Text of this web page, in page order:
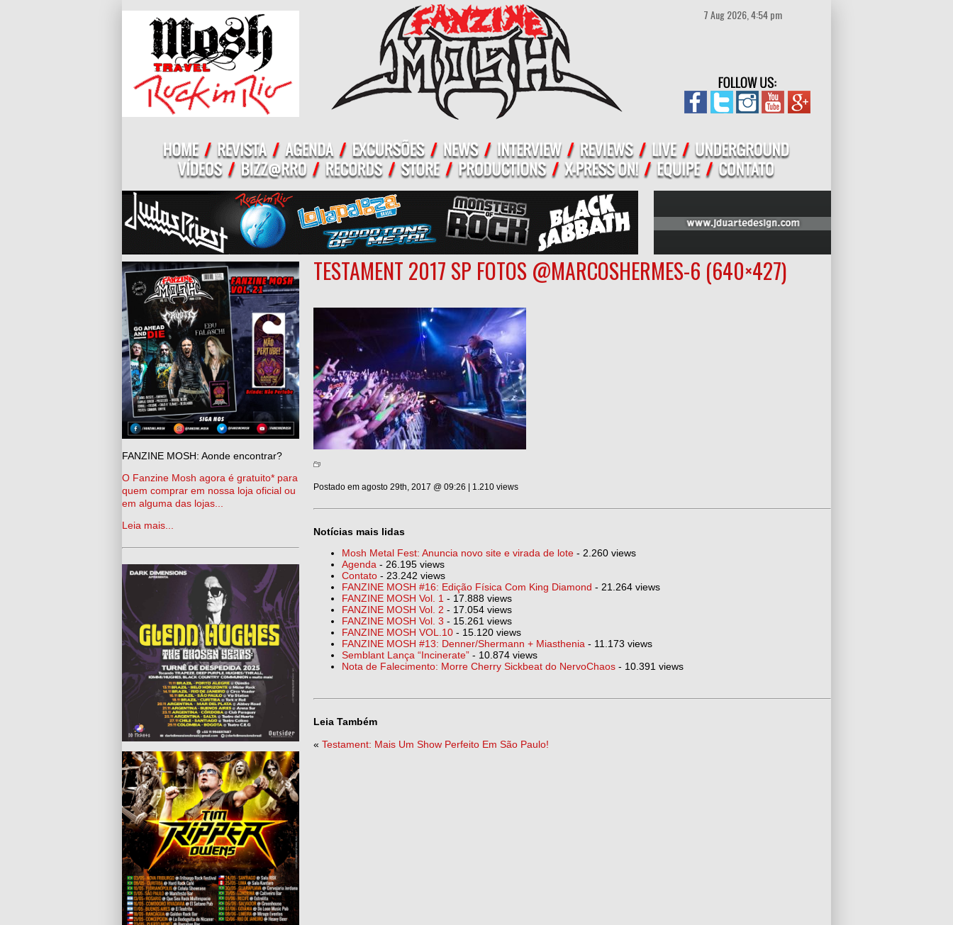
7 Aug 2026, 4:54 pm
FANZINE MOSH: Aonde encontrar?
O Fanzine Mosh agora é gratuito* para
quem comprar em nossa loja oficial ou
em alguma das lojas...
Leia mais...
TESTAMENT 2017 SP FOTOS @MARCOSHERMES-6 (640×427)
Postado em agosto 29th, 2017 @ 09:26 | 1.210 views
Notícias mais lidas
Mosh Metal Fest: Anuncia novo site e virada de lote - 2.260 views
Agenda - 26.195 views
Contato - 23.242 views
FANZINE MOSH #16: Edição Física Com King Diamond - 21.264 views
FANZINE MOSH Vol. 1 - 17.888 views
FANZINE MOSH Vol. 2 - 17.054 views
FANZINE MOSH Vol. 3 - 15.261 views
FANZINE MOSH VOL.10 - 15.120 views
FANZINE MOSH #13: Denner/Shermann + Miasthenia - 11.173 views
Semblant Lança “Incinerate” - 10.874 views
Nota de Falecimento: Morre Cherry Sickbeat do NervoChaos - 10.391 views
Leia Também
« Testament: Mais Um Show Perfeito Em São Paulo!